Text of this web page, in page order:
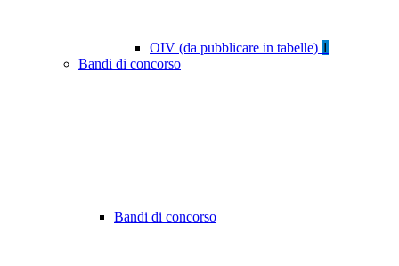
OIV (da pubblicare in tabelle) 1
Bandi di concorso
Bandi di concorso